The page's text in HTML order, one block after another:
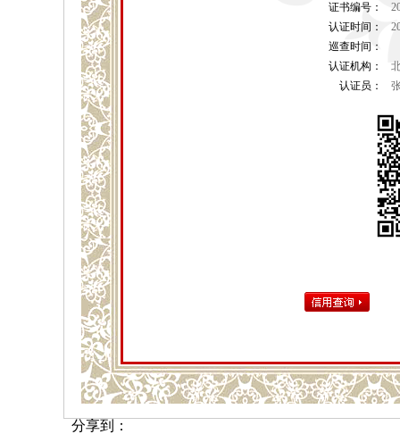
证书编号：
认证时间：
巡查时间：
认证机构：
认证员：
分享到：